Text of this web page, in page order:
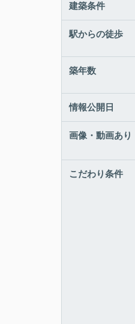
建築条件
駅からの徒歩
築年数
情報公開日
画像・動画あり
こだわり条件